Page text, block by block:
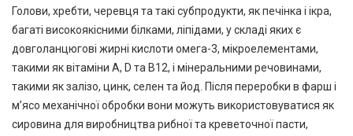
Голови, хребти, черевця та такі субпродукти, як печінка і ікра,
багаті високоякісними білками, ліпідами, у складі яких є
довголанцюгові жирні кислоти омега-3, мікроелементами,
такими як вітаміни A, D та B12, і мінеральними речовинами,
такими як залізо, цинк, селен та йод. Після переробки в фарш і
м’ясо механічної обробки вони можуть використовуватися як
сировина для виробництва рибної та креветочної пасти,